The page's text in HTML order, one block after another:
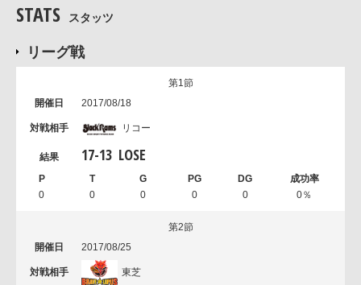
STATS スタッツ
リーグ戦
第1節
2017/08/18
リコー
17-13 LOSE
0 0 0 0 0 0％
第2節
2017/08/25
東芝